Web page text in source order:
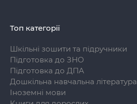
Топ категорії
Шкільні зошити та підручники
Підготовка до ЗНО
Підготовка до ДПА
Дошкільна навчальна література
Іноземні мови